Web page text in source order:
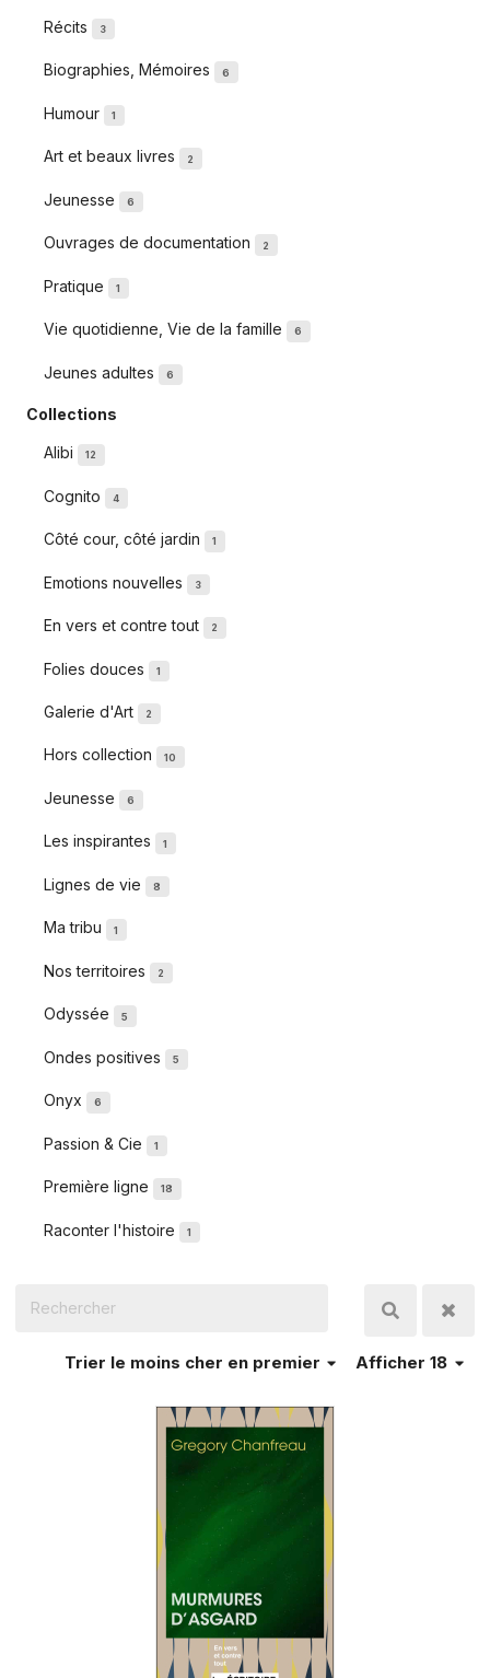
Récits 3
Biographies, Mémoires 6
Humour 1
Art et beaux livres 2
Jeunesse 6
Ouvrages de documentation 2
Pratique 1
Vie quotidienne, Vie de la famille 6
Jeunes adultes 6
Collections
Alibi 12
Cognito 4
Côté cour, côté jardin 1
Emotions nouvelles 3
En vers et contre tout 2
Folies douces 1
Galerie d'Art 2
Hors collection 10
Jeunesse 6
Les inspirantes 1
Lignes de vie 8
Ma tribu 1
Nos territoires 2
Odyssée 5
Ondes positives 5
Onyx 6
Passion & Cie 1
Première ligne 18
Raconter l'histoire 1
Afficher 18
Trier le moins cher en premier